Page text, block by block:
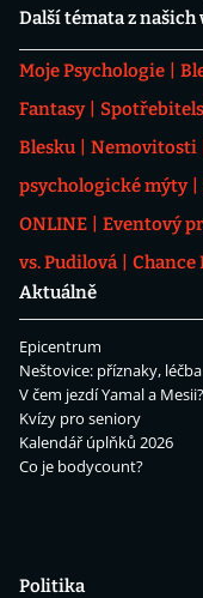
Další témata z našich
Moje Psychologie
Fantasy
Blesku
Nemovitosti
psychologické mýty
ONLINE
Eventový
vs. Pudilová
Chance
Aktuálně
Epicentrum
Neštovice: příznaky, léčba
V čem jezdí Yamal a Mesii?
Kvízy pro seniory
Kalendář úplňků 2026
Co je bodycount?
Politika